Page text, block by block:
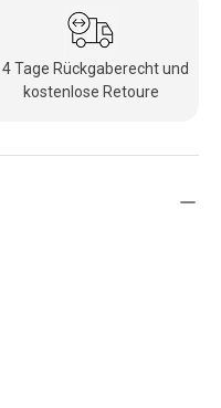
Tage Rückgaberecht und
kostenlose Retoure